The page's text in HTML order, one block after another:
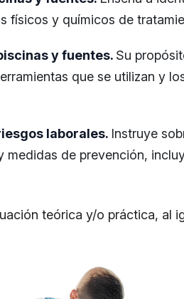
físicos y químicos de
y fuentes. Su
que se utilizan y
laborales. Instruye
de prevención,
teórica y/o práctica, al